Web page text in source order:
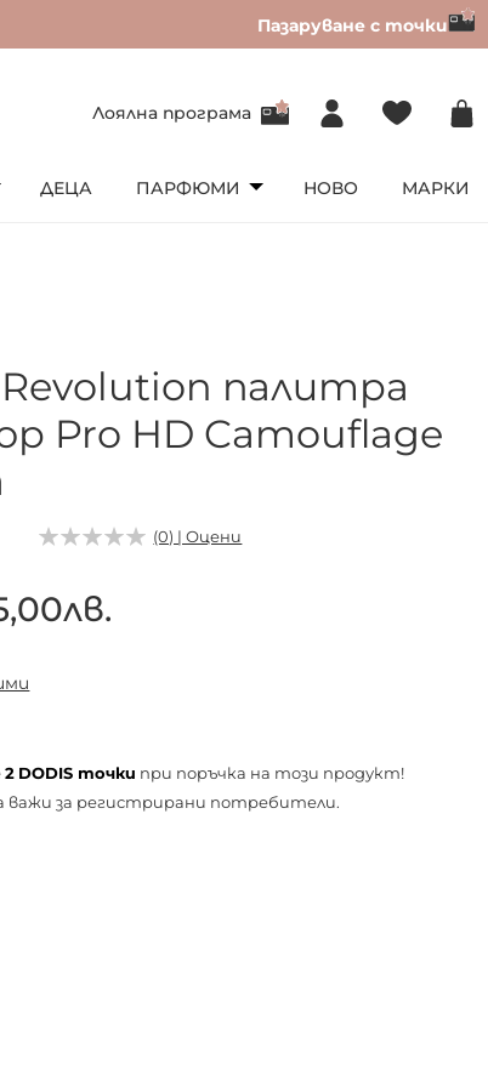
Пазаруване с точки
Лоялна програма
ДЕЦА ПАРФЮМИ НОВО МАРКИ
палитра
Pro HD Camouflage
(0) | Оцени
2 DODIS точки при поръчка на този продукт!
важи за регистрирани потребители.